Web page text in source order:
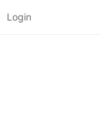
Login